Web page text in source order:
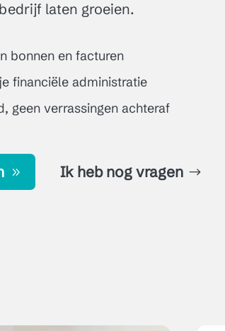
laten groeien.
bonnen en facturen
financiële administratie
geen verrassingen achteraf
Ik heb nog vragen